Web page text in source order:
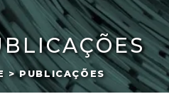
> PUBLICAÇÕES